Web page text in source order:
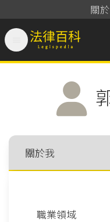
關
法律百科
職業領域